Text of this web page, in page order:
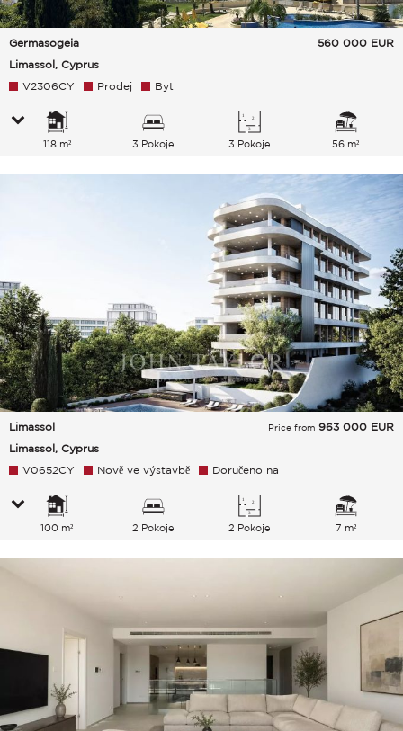
Germasogeia
Limassol, Cyprus
560 000 EUR
V2306CY Prodej Byt
118 m² 3 Pokoje 3 Pokoje 56 m²
Limassol
Limassol, Cyprus
Price from 963 000 EUR
V0652CY Nově ve výstavbě Doručeno na
100 m² 2 Pokoje 2 Pokoje 7 m²